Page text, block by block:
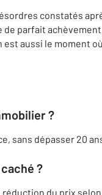
constatés
de parfait
aussi le moment
?
sans dépasser 20
?
du prix